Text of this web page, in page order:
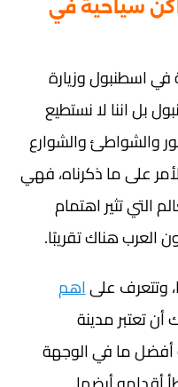
سياحية في
اسطنبول وزيارة
بل اننا لا نستطيع
والشواطئ والشوارع
على ما ذكرناه، فهي
التي تثير اهتمام
العرب هناك تقريبًا.
وتتعرف علىاهم
تعتبر مدينة
ما في الوجهة